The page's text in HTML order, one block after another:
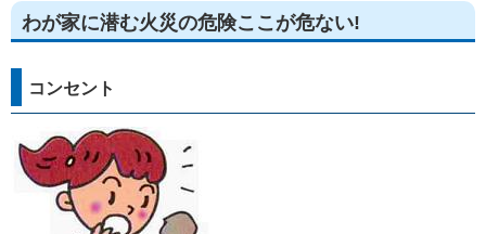
わが家に潜む火災の危険ここが危ない!
コンセント